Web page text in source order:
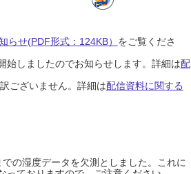
らせ(PDF形式：124KB） をご覧くださ
始しましたのでお知らせします。詳細は配
ございません。詳細は配信資料に関する
の湿度データを欠測としました。これに